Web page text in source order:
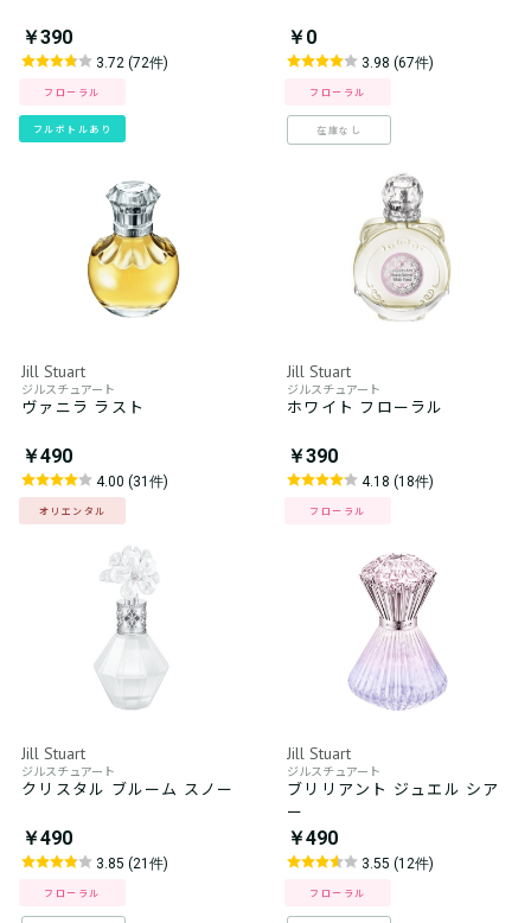
￥390
3.72 (72件)
フローラル
フルボトルあり
￥0
3.98 (67件)
フローラル
在庫なし
Jill Stuart
ジルスチュアート
ヴァニラ ラスト
￥490
4.00 (31件)
オリエンタル
Jill Stuart
ジルスチュアート
ホワイト フローラル
￥390
4.18 (18件)
フローラル
Jill Stuart
ジルスチュアート
クリスタル ブルーム スノー
￥490
3.85 (21件)
フローラル
Jill Stuart
ジルスチュアート
ブリリアント ジュエル シア
ー
￥490
3.55 (12件)
フローラル